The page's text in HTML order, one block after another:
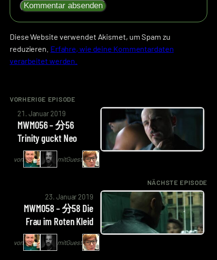
Diese Website verwendet Akismet, um Spam zu
reduzieren. Erfahre, wie deine Kommentardaten
verarbeitet werden.
VORHERIGE EPISODE
21. Januar 2019
MWM056 – 分56
Trinity guckt Neo
von mitGuest
von
Arne
Ruddat
Codenaga,
Alexander
Hoaxmaster
Andrae
NÄCHSTE EPISODE
23. Januar 2019
MWM058 – 分58 Die
Frau im Roten Kleid
von mitGuest
Arne
Ruddat
Codenaga,
Alexander